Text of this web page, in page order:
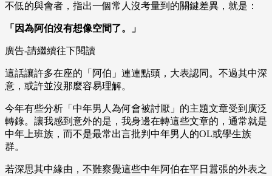
不低的與會者，指出一個常人沒考量到的關鍵差異，就是：
「因為阿伯沒有想像空間了。」
廣告-請繼續往下閱讀
這話讓許多在座的「阿伯」連連點頭，大表認同。不過其中深
意，或許並沒那麼容易理解。
今年有些分析「中年男人為何會被討厭」的主題文章受到廣泛
轉錄。讓我感到意外的是，我身邊在轉這些文章的，通常就是
中年上班族，而不是最常出言批判中年男人的OL或學生族
群。
若深思其中緣由，不難察覺這些中年阿伯在平日囂張的外表之